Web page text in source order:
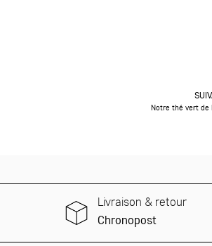
Notre thé vert de
Livraison & retour
Chronopost